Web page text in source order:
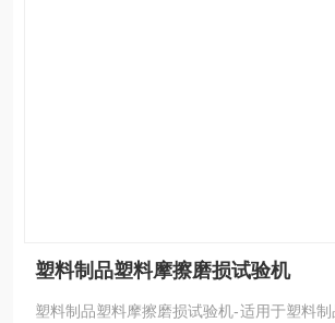
塑料制品塑料摩擦磨损试验机
塑料制品塑料摩擦磨损试验机-适用于塑料